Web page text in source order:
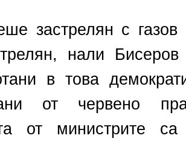
застрелян с газов
нали
в това
от червено
от министрите